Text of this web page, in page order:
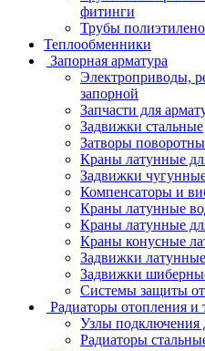
фитинги
Трубы
Теплообменники
Запорная арматура
Электроприводы,
запорной
Запчасти для
Задвижки стальные
Затворы
Краны латунные
Задвижки
Компенсаторы и
Краны латунные
Краны латунные
Краны конусные
Задвижки латунные
Задвижки
Системы защиты от
Радиаторы отопления и
Узлы подключения
Радиаторы